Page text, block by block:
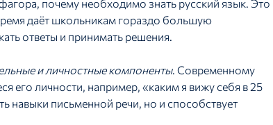
почему необходимо знать русский язык. Это
даёт школьникам гораздо большую
ответы и принимать решения.
и личностные компоненты. Современному
его личности, например, «каким я вижу себя в 25
навыки письменной речи, но и способствует